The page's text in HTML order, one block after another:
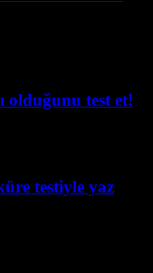
olduğunu test et!
testiyle yaz